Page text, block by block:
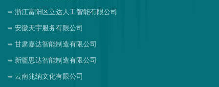
浙江富阳区立达人工智能有限公司
安徽天宇服务有限公司
甘肃嘉达智能制造有限公司
新疆思达智能制造有限公司
云南兆纳文化有限公司